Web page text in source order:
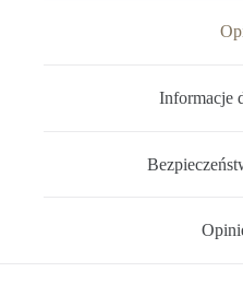
Informacje